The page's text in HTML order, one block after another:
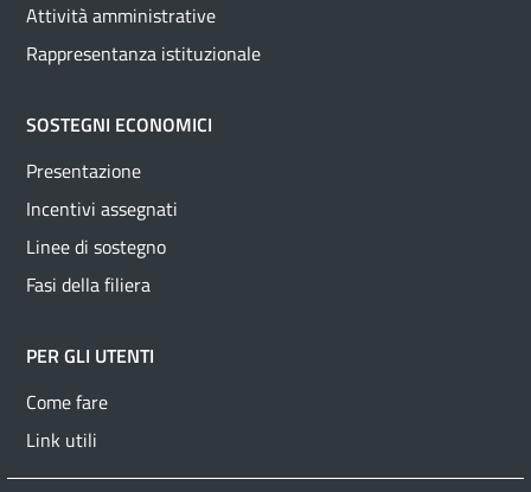
Attività amministrative
Rappresentanza istituzionale
SOSTEGNI ECONOMICI
Presentazione
Incentivi assegnati
Linee di sostegno
Fasi della filiera
PER GLI UTENTI
Come fare
Link utili